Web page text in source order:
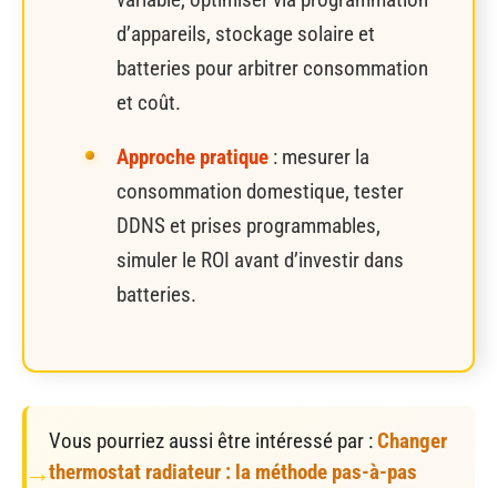
d’appareils, stockage solaire et
batteries pour arbitrer consommation
et coût.
Approche pratique : mesurer la
consommation domestique, tester
DDNS et prises programmables,
simuler le ROI avant d’investir dans
batteries.
Vous pourriez aussi être intéressé par :Changer
thermostat radiateur : la méthode pas-à-pas